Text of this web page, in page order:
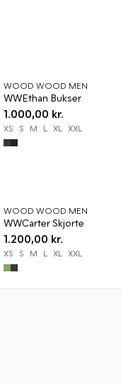
News
WOOD WOOD MEN
WWEthan Bukser
1.000,00 kr.
XS S M L XL XXL
News
WOOD WOOD MEN
WWCarter Skjorte
1.200,00 kr.
XS S M L XL XXL